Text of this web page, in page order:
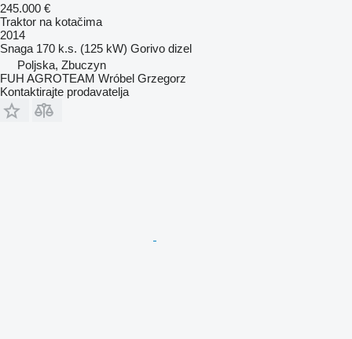
245.000 €
Traktor na kotačima
2014
Snaga 170 k.s. (125 kW) Gorivo dizel
Poljska, Zbuczyn
FUH AGROTEAM Wróbel Grzegorz
Kontaktirajte prodavatelja